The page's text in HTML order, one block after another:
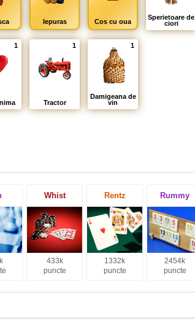
Iepuras Cos cu oua
Sperietoare de
ciori
1 1
Tractor
1
Damigeana de
vin
Whist
433k
puncte
Rentz
1332k
puncte
Rummy
2454k
puncte